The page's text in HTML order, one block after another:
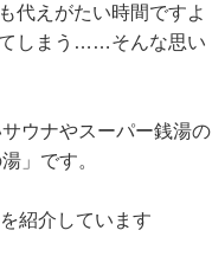
代えがたい時間ですよ
てしまう……そんな思い
ウナやスーパー銭湯の
」です。
紹介しています